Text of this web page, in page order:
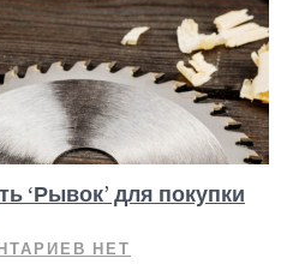
‘Рывок’ для покупки
НЕТ